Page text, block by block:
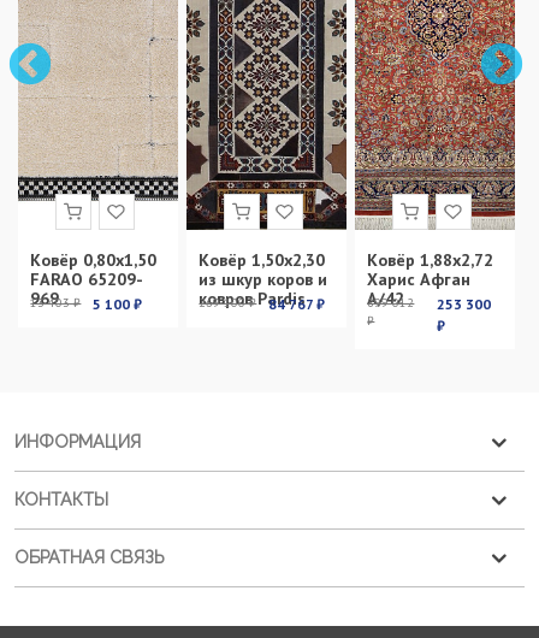
Ковёр 0,80х1,50
FARAO 65209-
969
13 403 ₽ 5 100 ₽
Ковёр 1,50х2,30
из шкур коров и
ковров Pardis
269 100 ₽ 84 767 ₽
Ковёр 1,88х2,72
Харис Афган
А/42
899 012
₽
253 300
₽
ИНФОРМАЦИЯ
КОНТАКТЫ
ОБРАТНАЯ СВЯЗЬ